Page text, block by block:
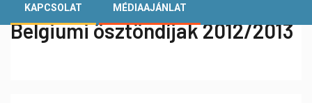
KAPCSOLAT MÉDIAAJÁNLAT
Belgiumi ösztöndíjak 2012/2013